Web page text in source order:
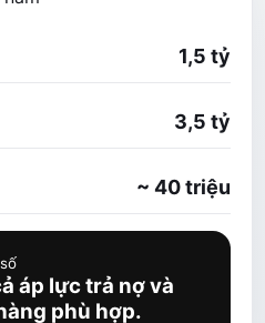
1,5 tỷ
3,5 tỷ
~ 40 triệu
áp lực trả nợ và
phù hợp.